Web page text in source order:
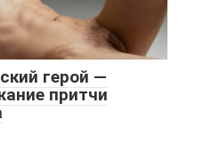
герой —
притчи